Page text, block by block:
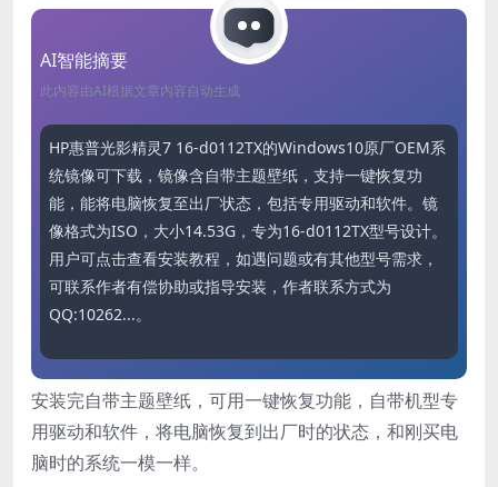
AI智能摘要
此内容由AI根据文章内容自动生成
HP惠普光影精灵7 16-d0112TX的Windows10原厂OEM系
统镜像可下载，镜像含自带主题壁纸，支持一键恢复功
能，能将电脑恢复至出厂状态，包括专用驱动和软件。镜
像格式为ISO，大小14.53G，专为16-d0112TX型号设计。
用户可点击查看安装教程，如遇问题或有其他型号需求，
可联系作者有偿协助或指导安装，作者联系方式为
QQ:10262...。
安装完自带主题壁纸，可用一键恢复功能，自带机型专
用驱动和软件，将电脑恢复到出厂时的状态，和刚买电
脑时的系统一模一样。